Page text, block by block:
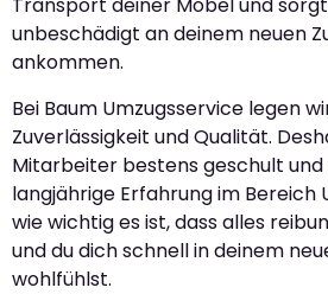
Transport deiner Möbel und
unbeschädigt an deinem neuen
ankommen.
Bei Baum Umzugsservice legen
Zuverlässigkeit und Qualität.
Mitarbeiter bestens geschult
langjährige Erfahrung im Bereich
wie wichtig es ist, dass alles
und du dich schnell in deinem
wohlfühlst.